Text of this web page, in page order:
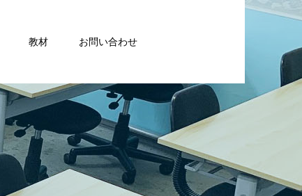
教材 お問い合わせ